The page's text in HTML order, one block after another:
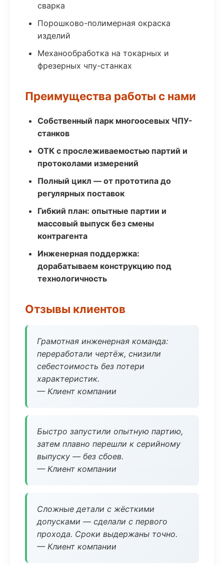
сварка
Порошково-полимерная окраска
изделий
Механообработка на токарных и
фрезерных чпу-станках
Преимущества работы с нами
Собственный парк многоосевых ЧПУ-
станков
ОТК с прослеживаемостью партий и
протоколами измерений
Полный цикл — от прототипа до
регулярных поставок
Гибкий план: опытные партии и
массовый выпуск без смены
контрагента
Инженерная поддержка:
дорабатываем конструкцию под
технологичность
Отзывы клиентов
Грамотная инженерная команда:
переработали чертёж, снизили
себестоимость без потери
характеристик.
— Клиент компании
Быстро запустили опытную партию,
затем плавно перешли к серийному
выпуску — без сбоев.
— Клиент компании
Сложные детали с жёсткими
допусками — сделали с первого
прохода. Сроки выдержаны точно.
— Клиент компании